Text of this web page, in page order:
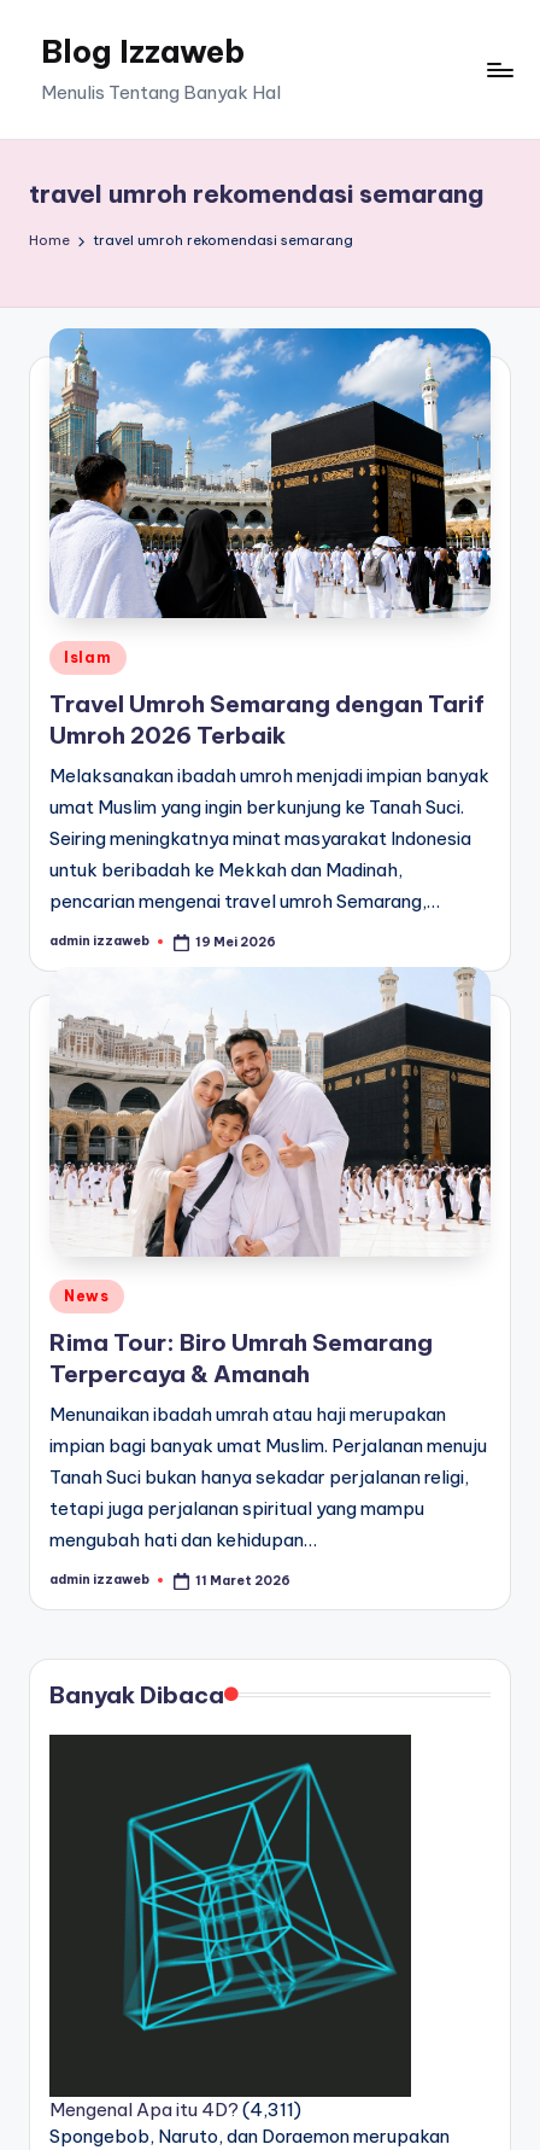
Blog Izzaweb
Menulis Tentang Banyak Hal
travel umroh rekomendasi semarang
Home travel umroh rekomendasi semarang
Posted
in
Islam
Travel Umroh Semarang dengan Tarif
Umroh 2026 Terbaik
Melaksanakan ibadah umroh menjadi impian banyak
umat Muslim yang ingin berkunjung ke Tanah Suci.
Seiring meningkatnya minat masyarakat Indonesia
untuk beribadah ke Mekkah dan Madinah,
pencarian mengenai travel umroh Semarang,…
Posted
admin izzaweb 19 Mei 2026
Posted
News
Rima Tour: Biro Umrah Semarang
Terpercaya & Amanah
Menunaikan ibadah umrah atau haji merupakan
impian bagi banyak umat Muslim. Perjalanan menuju
Tanah Suci bukan hanya sekadar perjalanan religi,
tetapi juga perjalanan spiritual yang mampu
mengubah hati dan kehidupan…
Posted
admin izzaweb 11 Maret 2026
Banyak Dibaca
Mengenal Apa itu 4D? (4,311)
Spongebob, Naruto, dan Doraemon merupakan